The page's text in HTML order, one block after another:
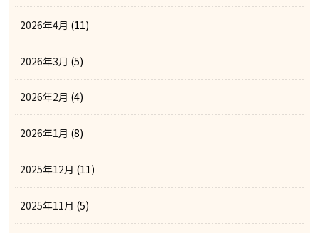
2026年4月 (11)
2026年3月 (5)
2026年2月 (4)
2026年1月 (8)
2025年12月 (11)
2025年11月 (5)